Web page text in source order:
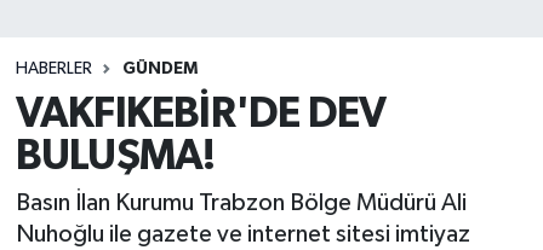
HABERLER GÜNDEM
VAKFIKEBİR'DE DEV
BULUŞMA!
Basın İlan Kurumu Trabzon Bölge Müdürü Ali
Nuhoğlu ile gazete ve internet sitesi imtiyaz
Teknoloji
TRABZON
TRABZONSPOR